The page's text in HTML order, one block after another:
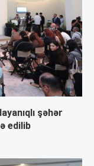
şəhər
edilib